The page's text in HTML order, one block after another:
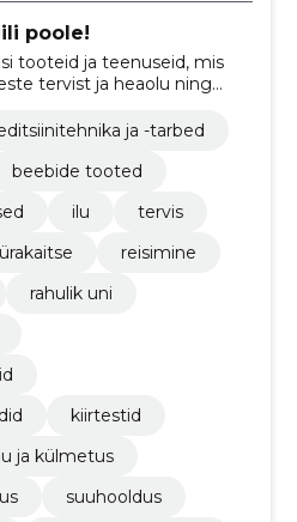
poole!
tooteid ja teenuseid, mis
tervist ja heaolu ning
ja tervislik eluviis.
ja -tarbed
beebide tooted
ilu
tervis
reisimine
rahulik uni
kiirtestid
ja külmetus
suuhooldus